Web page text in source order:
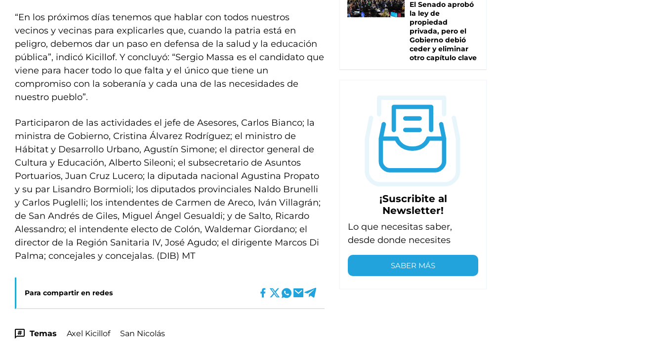
“En los próximos días tenemos que hablar con todos nuestros
vecinos y vecinas para explicarles que, cuando la patria está en
peligro, debemos dar un paso en defensa de la salud y la educación
pública”, indicó Kicillof. Y concluyó: “Sergio Massa es el candidato que
viene para hacer todo lo que falta y el único que tiene un
compromiso con la soberanía y cada una de las necesidades de
nuestro pueblo”.
Participaron de las actividades el jefe de Asesores, Carlos Bianco; la
ministra de Gobierno, Cristina Álvarez Rodríguez; el ministro de
Hábitat y Desarrollo Urbano, Agustín Simone; el director general de
Cultura y Educación, Alberto Sileoni; el subsecretario de Asuntos
Portuarios, Juan Cruz Lucero; la diputada nacional Agustina Propato
y su par Lisandro Bormioli; los diputados provinciales Naldo Brunelli
y Carlos Puglelli; los intendentes de Carmen de Areco, Iván Villagrán;
de San Andrés de Giles, Miguel Ángel Gesualdi; y de Salto, Ricardo
Alessandro; el intendente electo de Colón, Waldemar Giordano; el
director de la Región Sanitaria IV, José Agudo; el dirigente Marcos Di
Palma; concejales y concejalas. (DIB) MT
Para compartir en redes
Temas Axel Kicillof San Nicolás
El Senado aprobó
la ley de
propiedad
privada, pero el
Gobierno debió
ceder y eliminar
otro capítulo clave
¡Suscribite al
Newsletter!
Lo que necesitas saber,
desde donde necesites
SABER MÁS